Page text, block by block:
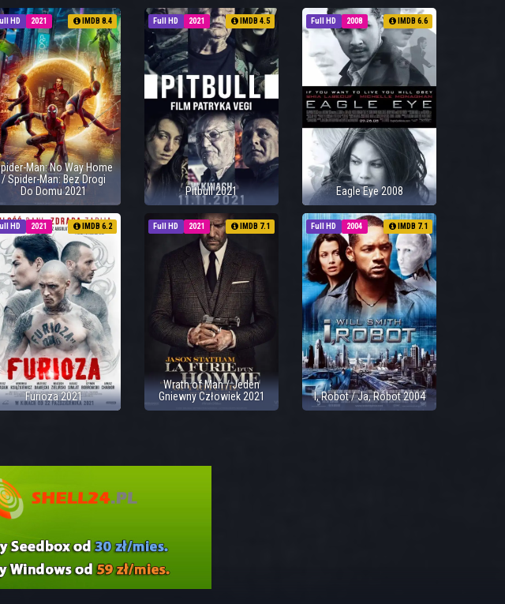
HD 2021 IMDB 8.4
Man: No Way Home
/ Spider-Man: Bez Drogi
Do Domu 2021
Full HD 2021 IMDB 4.5
Pitbull 2021
Full HD 2008 IMDB 6.6
Eagle Eye 2008
HD 2021 IMDB 6.2
Furioza 2021
Full HD 2021 IMDB 7.1
Wrath of Man / Jeden
Gniewny Człowiek 2021
Full HD 2004 IMDB 7.1
I, Robot / Ja, Robot 2004